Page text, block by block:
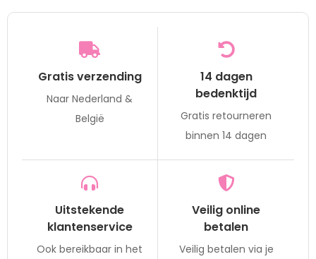
Gratis verzending
Naar Nederland &
België
14 dagen
bedenktijd
Gratis retourneren
binnen 14 dagen
Uitstekende
klantenservice
Ook bereikbaar in het
Veilig online
betalen
Veilig betalen via je